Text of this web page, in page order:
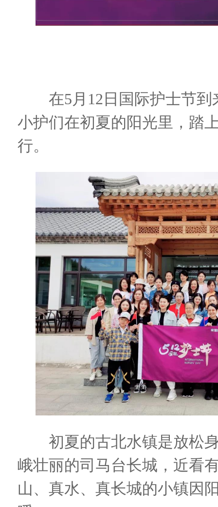
在5月12日国际护士节到
小护们在初夏的阳光里，踏
行。
初夏的古北水镇是放松身
峨壮丽的司马台长城，近看
山、真水、真长城的小镇因